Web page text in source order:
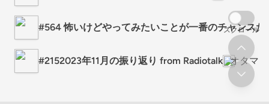
#564 怖いけどやってみたいことが一番のチャンスだ
#2152023年11月の振り返り from Radiotalk オタマ
スクロール